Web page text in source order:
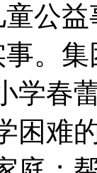
公
。
学春
困难